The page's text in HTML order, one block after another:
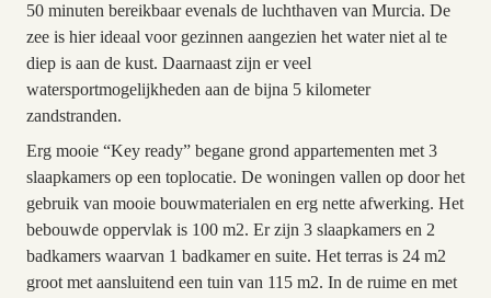
50 minuten bereikbaar evenals de luchthaven van Murcia. De
zee is hier ideaal voor gezinnen aangezien het water niet al te
diep is aan de kust. Daarnaast zijn er veel
watersportmogelijkheden aan de bijna 5 kilometer
zandstranden.
Erg mooie “Key ready” begane grond appartementen met 3
slaapkamers op een toplocatie. De woningen vallen op door het
gebruik van mooie bouwmaterialen en erg nette afwerking. Het
bebouwde oppervlak is 100 m2. Er zijn 3 slaapkamers en 2
badkamers waarvan 1 badkamer en suite. Het terras is 24 m2
groot met aansluitend een tuin van 115 m2. In de ruime en met